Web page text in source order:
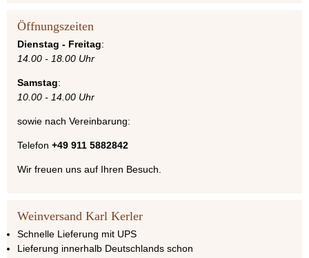
Öffnungszeiten
Dienstag - Freitag:
14.00 - 18.00 Uhr
Samstag:
10.00 - 14.00 Uhr
sowie nach Vereinbarung:
Telefon +49 911 5882842
Wir freuen uns auf Ihren Besuch.
Weinversand Karl Kerler
Schnelle Lieferung mit UPS
Lieferung innerhalb Deutschlands schon